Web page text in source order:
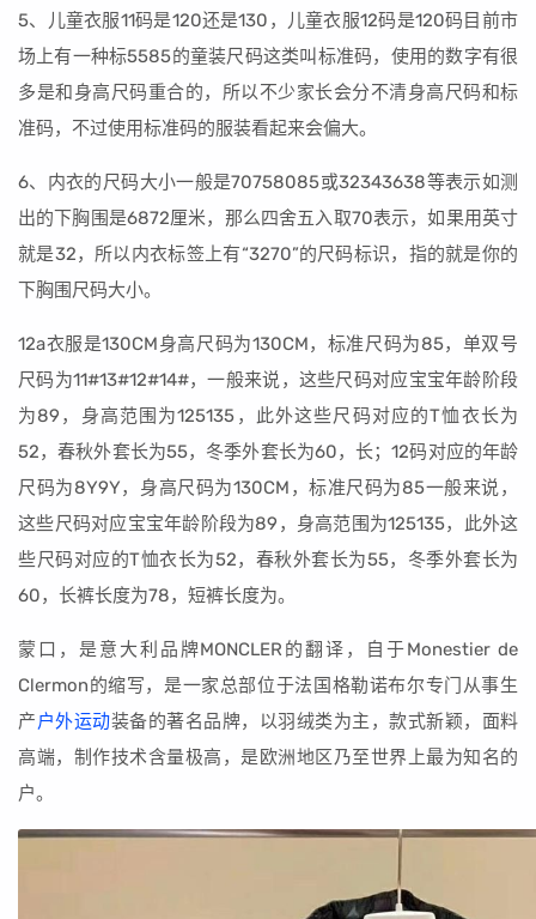
5、儿童衣服11码是120还是130，儿童衣服12码是120码目前市
场上有一种标5585的童装尺码这类叫标准码，使用的数字有很
多是和身高尺码重合的，所以不少家长会分不清身高尺码和标
准码，不过使用标准码的服装看起来会偏大。
6、内衣的尺码大小一般是70758085或32343638等表示如测
出的下胸围是6872厘米，那么四舍五入取70表示，如果用英寸
就是32，所以内衣标签上有“3270”的尺码标识，指的就是你的
下胸围尺码大小。
12a衣服是130CM身高尺码为130CM，标准尺码为85，单双号
尺码为11#13#12#14#，一般来说，这些尺码对应宝宝年龄阶段
为89，身高范围为125135，此外这些尺码对应的T恤衣长为
52，春秋外套长为55，冬季外套长为60，长；12码对应的年龄
尺码为8Y9Y，身高尺码为130CM，标准尺码为85一般来说，
这些尺码对应宝宝年龄阶段为89，身高范围为125135，此外这
些尺码对应的T恤衣长为52，春秋外套长为55，冬季外套长为
60，长裤长度为78，短裤长度为。
蒙口，是意大利品牌MONCLER的翻译，自于Monestier de
Clermon的缩写，是一家总部位于法国格勒诺布尔专门从事生
产户外运动装备的著名品牌，以羽绒类为主，款式新颖，面料
高端，制作技术含量极高，是欧洲地区乃至世界上最为知名的
户。